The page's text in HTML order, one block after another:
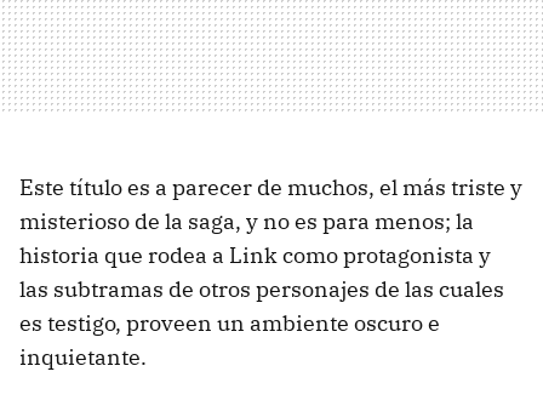
Este título es a parecer de muchos, el más triste y
misterioso de la saga, y no es para menos; la
historia que rodea a Link como protagonista y
las subtramas de otros personajes de las cuales
es testigo, proveen un ambiente oscuro e
inquietante.